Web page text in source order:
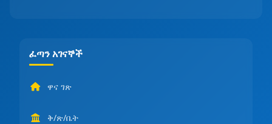
ፈጣን አገናኞች
ዋና ገጽ
ቅ/ጽ/ቤት